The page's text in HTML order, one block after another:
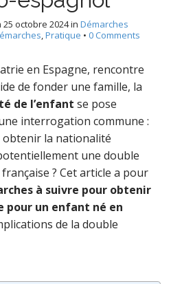
25 octobre 2024in Démarches
,Pratique • 0 Comments
en Espagne, rencontre
de fonder une famille, la
de l’enfant se pose
interrogation commune :
obtenir la nationalité
une double
? Cet article a pour
à suivre pour obtenir
un enfant né en
de la double